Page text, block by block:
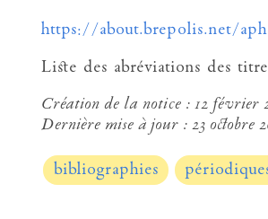
https://about.brepolis.net/
Liste des abréviations des
Création de la notice : 12 février
Dernière mise à jour : 23 octobre
bibliographies